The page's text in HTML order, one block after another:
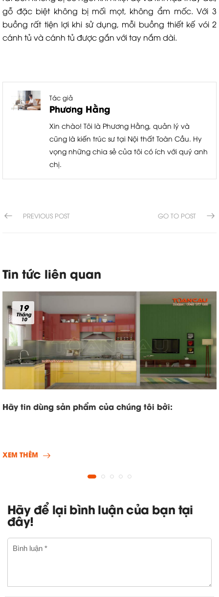
gỗ đặc biệt không bị mối mọt, không ẩm mốc. Với 3
buồng rất tiện lợi khi sử dụng, mỗi buồng thiết kế vói 2
cánh tủ và cánh tủ được gắn với tay nắm dài.
Tác giả
Phương Hằng
Xin chào! Tôi là Phương Hằng, quản lý và
cũng là kiến trúc sư tại Nội thất Toàn Cầu. Hy
vọng những chia sẻ của tôi có ích với quý anh
chị.
PREVIOUS POST GO TO POST
Tin tức liên quan
19
Tháng
10
Hãy tin dùng sản phẩm của chúng tôi bởi:
XEM THÊM
Hãy để lại bình luận của bạn tại
đây!